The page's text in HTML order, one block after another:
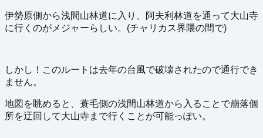
伊勢原側から浅間山林道に入り、阿夫利林道を通って大山寺
に行くのがメジャーらしい。(チャリカス界隈の間で)
しかし！このルートは去年の台風で破壊されたので通行でき
ません。
地図を眺めると、蓑毛側の浅間山林道から入ることで崩落個
所を迂回して大山寺まで行くことが可能っぽい。